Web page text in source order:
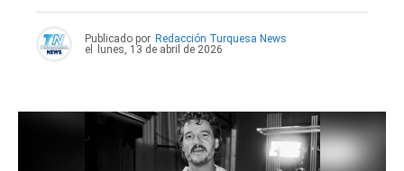
Publicado por Redacción Turquesa News
el
lunes, 13 de abril de 2026